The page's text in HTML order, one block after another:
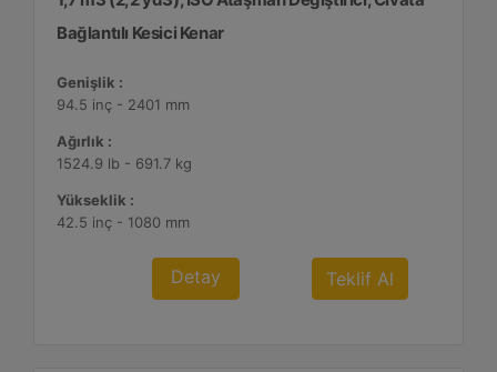
Bağlantılı Kesici Kenar
Genişlik :
94.5 inç - 2401 mm
Ağırlık :
1524.9 lb - 691.7 kg
Yükseklik :
42.5 inç - 1080 mm
Detay Teklif Al